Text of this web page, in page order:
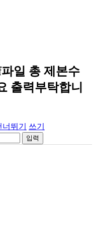
일 총 제본수
출력부탁합니
뛰기
쓰기